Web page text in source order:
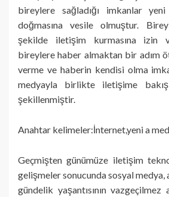
bireylere sağladığı imkanlar yeni
doğmasına vesile olmuştur.
şekilde iletişim kurmasına izin
bireylere haber almaktan bir adım
verme ve haberin kendisi olma
medyayla birlikte iletişime
şekillenmiştir.
Anahtar kelimeler:İnternet,yeni a
Geçmişten günümüze iletişim
gelişmeler sonucunda sosyal medya,
gündelik yaşantısının